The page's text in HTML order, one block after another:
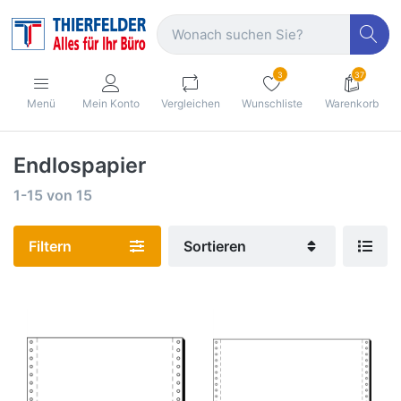
Menü Mein Konto Vergleichen
3
Wunschliste
37
Warenkorb
Endlospapier
1-15 von 15
Filtern Sortieren